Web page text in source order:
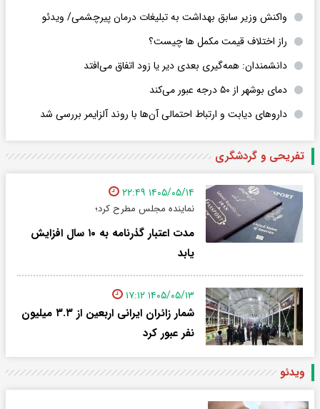
واکنش وزیر سابق بهداشت به تبلیغات درمان پیرچشمی/ ویدئو
راز اختلاف قیمت مکمل ها چیست؟
دانشمندان: همه‌گیری بعدی دیر یا زود اتفاق می‌افتد
دمای بوشهر از ۵۰ درجه عبور می‌کند
داروهای دیابت و ارتباط احتمالی آن‌ها با روند آلزایمر بررسی شد
تفریحی و گردشگری
۱۴۰۵/۰۵/۱۴ ۲۲:۴۹
نماینده مجلس مطرح کرد؛
مدت اعتبار گذرنامه به ۱۰ سال افزایش
یابد
۱۴۰۵/۰۵/۱۳ ۱۷:۱۲
شمار زائران ایرانی اربعین از ۳.۳ میلیون
نفر عبور کرد
ویدئو